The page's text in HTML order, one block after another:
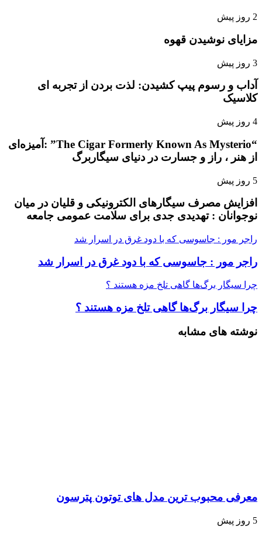
2 روز پیش
مزایای نوشیدن قهوه
3 روز پیش
آداب و رسوم پیپ کشیدن: لذت بردن از تجربه ای
کلاسیک
4 روز پیش
“The Cigar Formerly Known As Mysterio” :آمیزه‌ای
از هنر ، راز و جسارت در دنیای سیگاربرگ
5 روز پیش
افزایش مصرف سیگارهای الکترونیکی و قلیان در میان
نوجوانان : تهدیدی جدی برای سلامت عمومی جامعه
راجر مور : جاسوسی که با دود غرق در اسرار شد
راجر مور : جاسوسی که با دود غرق در اسرار شد
چرا سیگار برگ‌ها گاهی تلخ مزه هستند ؟
چرا سیگار برگ‌ها گاهی تلخ مزه هستند ؟
نوشته های مشابه
معرفی محبوب ترین مدل های توتون پترسون
5 روز پیش